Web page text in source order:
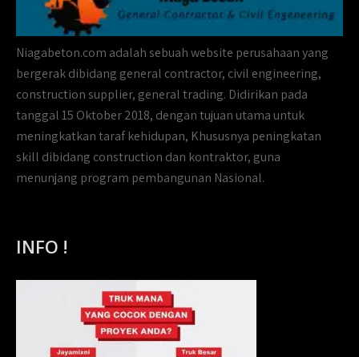
Niagabeton.com adalah sebuah website perusahaan yang
bergerak dibidang general contractor, civil engineering,
construction supplier, general trading. Didirikan pada
tanggal 15 Oktober 2018, dengan tujuan utama untuk
meningkatkan taraf kehidupan, Khususnya peningkatan
skill dibidang construction dan kontraktor, guna
menunjang program pembangunan Nasional.
INFO !